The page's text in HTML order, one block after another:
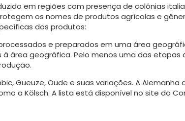
em regiões com presença de colônias
os nomes de produtos agrícolas e
dos produtos:
e preparados em uma área
área geográfica. Pelo menos uma das
Gueuze, Oude e suas variações. A
a Kölsch. A lista está disponível no site da